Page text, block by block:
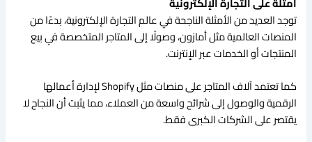
توجد العديد من الأمثلة الناجحة في عالم التجارة الإلكترونية، بدءًا من
المنصات العالمية مثل أمازون، وصولًا إلى المتاجر المتخصصة في بيع
المنتجات أو الخدمات عبر الإنترنت.
كما تعتمد آلاف المتاجر على منصات مثل Shopify لإدارة أعمالها
الرقمية والوصول إلى شرائح واسعة من العملاء، مما يثبت أن النجاح لا
يقتصر على الشركات الكبرى فقط.